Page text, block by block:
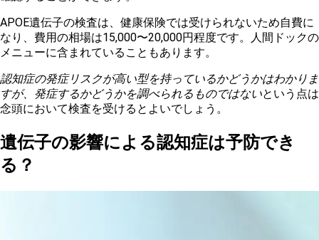
APOE遺伝子の検査は、健康保険では受けられないため自費に
なり、費用の相場は15,000〜20,000円程度です。人間ドックの
メニューに含まれていることもあります。
認知症の発症リスクが高い型を持っているかどうかはわかりま
すが、発症するかどうかを調べられるものではないという点は
念頭において検査を受けるとよいでしょう。
遺伝子の影響による認知症は予防でき
る？